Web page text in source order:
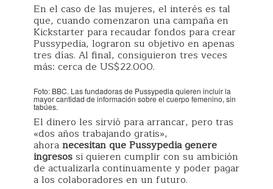
En el caso de las mujeres, el interés es tal
que, cuando comenzaron una campaña en
Kickstarter para recaudar fondos para crear
Pussypedia, lograron su objetivo en apenas
tres días. Al final, consiguieron tres veces
más: cerca de US$22.000.
Foto: BBC. Las fundadoras de Pussypedia quieren incluir la
mayor cantidad de información sobre el cuerpo femenino, sin
tabúes.
El dinero les sirvió para arrancar, pero tras
«dos años trabajando gratis»,
ahoranecesitan que Pussypedia genere
ingresossi quieren cumplir con su ambición
de actualizarla continuamente y poder pagar
a los colaboradores en un futuro.